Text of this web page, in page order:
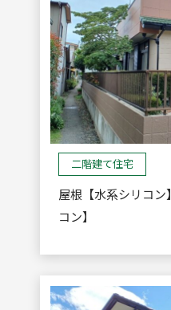
二階建て住宅
屋根【水系シリコ
コン】